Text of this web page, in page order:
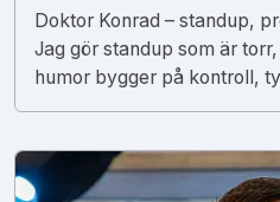
Doktor Konrad – standup,
Jag gör standup som är
humor bygger på kontroll,